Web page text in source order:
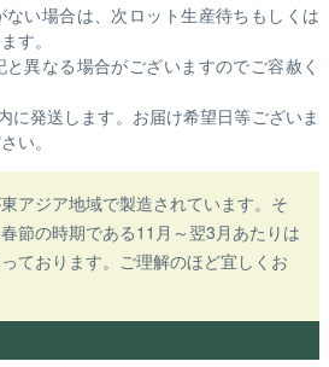
い場合は、次ロット生産待ちもしくは
す。
異なる場合がございますのでご容赦く
に発送します。お届け希望日等ございま
い。
アジア地域で製造されています。そ
節の時期である11月～翌3月あたりは
ております。ご理解のほど宜しくお